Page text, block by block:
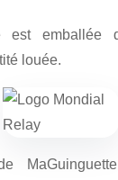
est emballée
louée.